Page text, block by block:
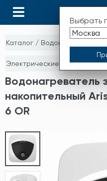
Выбрать
Каталог / Водонагреватели
Электрические
Водонагреватель
накопительный
6 OR